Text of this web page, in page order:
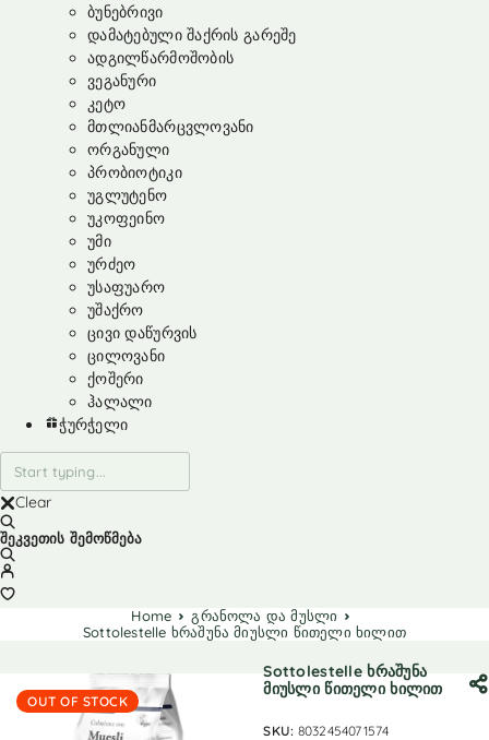
ბუნებრივი
დამატებული შაქრის გარეშე
ადგილწარმოშობის
ვეგანური
კეტო
მთლიანმარცვლოვანი
ორგანული
პრობიოტიკი
უგლუტენო
უკოფეინო
უმი
ურძეო
უსაფუარო
უშაქრო
ცივი დაწურვის
ცილოვანი
ქოშერი
ჰალალი
ჭურჭელი
Clear
შეკვეთის შემოწმება
Home
გრანოლა და მუსლი
Sottolestelle ხრაშუნა მიუსლი წითელი ხილით
OUT OF STOCK
Sottolestelle ხრაშუნა
მიუსლი წითელი ხილით
SKU: 8032454071574